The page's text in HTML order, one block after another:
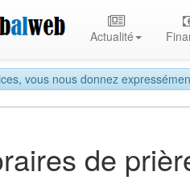
vous nous donnez
Actualité
de